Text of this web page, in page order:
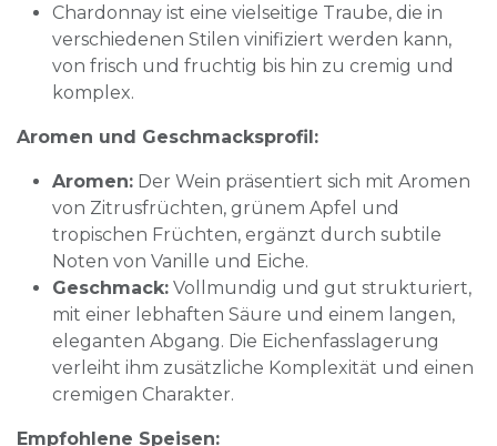
Chardonnay ist eine vielseitige Traube, die in
verschiedenen Stilen vinifiziert werden kann,
von frisch und fruchtig bis hin zu cremig und
komplex.
Aromen und Geschmacksprofil:
Aromen: Der Wein präsentiert sich mit Aromen
von Zitrusfrüchten, grünem Apfel und
tropischen Früchten, ergänzt durch subtile
Noten von Vanille und Eiche.
Geschmack: Vollmundig und gut strukturiert,
mit einer lebhaften Säure und einem langen,
eleganten Abgang. Die Eichenfasslagerung
verleiht ihm zusätzliche Komplexität und einen
cremigen Charakter.
Empfohlene Speisen: